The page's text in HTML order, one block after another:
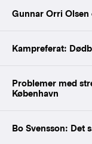
Gunnar Orri Olsen
Kampreferat:
Problemer med
København
Bo Svensson: Det